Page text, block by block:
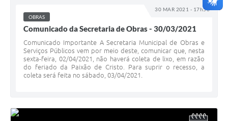
30 MAR 2021 - 17h56
OBRAS
Comunicado da Secretaria de Obras - 30/03/2021
Comunicado Importante A Secretaria Municipal de Obras e
Serviços Públicos vem por meio deste, comunicar que, nesta
sexta-feira, 02/04/2021, não haverá coleta de lixo, em razão
do feriado da Paixão de Cristo. Para suprir o recesso, a
coleta será feita no sábado, 03/04/2021.